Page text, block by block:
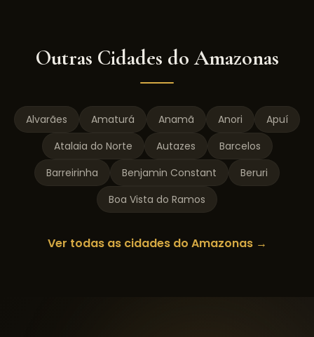
Outras Cidades doAmazonas
Alvarães Amaturá Anamã Anori
Apuí
Atalaia do Norte
Autazes
Barcelos
Barreirinha
Benjamin Constant
Beruri
Boa Vista do Ramos
Ver todas as cidades do Amazonas→